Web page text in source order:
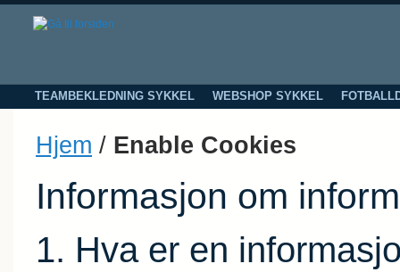
TEAMBEKLEDNING SYKKEL WEBSHOP SYKKEL
Hjem / Enable Cookies
Informasjon om
1. Hva er en